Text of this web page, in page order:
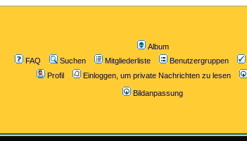
Album
FAQ
Suchen Mitgliederliste Benutzergruppen
Profil
Einloggen, um private Nachrichten zu lesen
Bildanpassung